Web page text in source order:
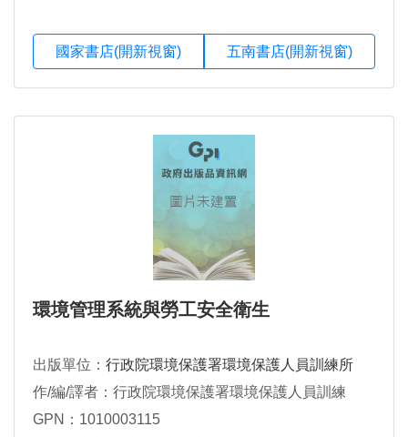
國家書店(開新視窗) 五南書店(開新視窗)
環境管理系統與勞工安全衛生
出版單位： 行政院環境保護署環境保護人員訓練所
作/編/譯者：行政院環境保護署環境保護人員訓練
GPN：1010003115